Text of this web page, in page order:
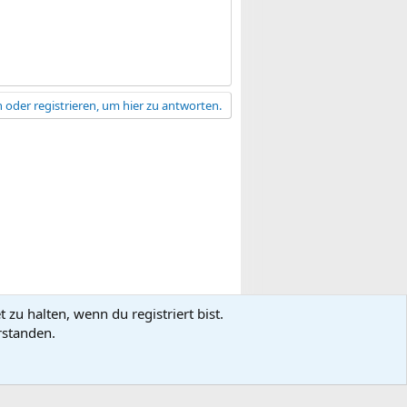
oder registrieren, um hier zu antworten.
Datenschutz
zu halten, wenn du registriert bist.